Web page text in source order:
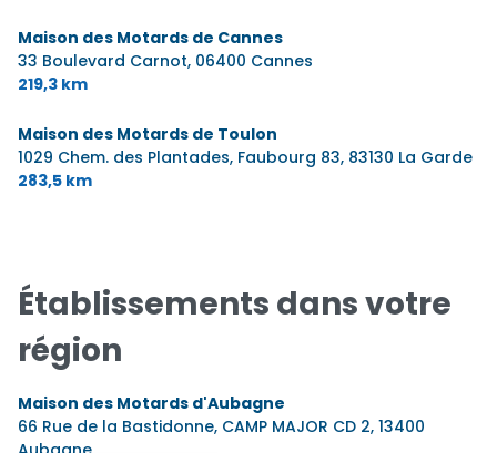
Maison des Motards de Cannes
33 Boulevard Carnot, 06400 Cannes
219,3 km
Maison des Motards de Toulon
1029 Chem. des Plantades, Faubourg 83, 83130 La Garde
283,5 km
Établissements dans votre
région
Maison des Motards d'Aubagne
66 Rue de la Bastidonne, CAMP MAJOR CD 2, 13400